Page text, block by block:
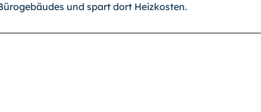
und spart dort Heizkosten.